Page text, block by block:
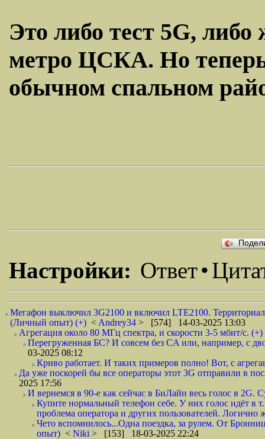
Это либо тест 5G,
метро ЦСКА. Но
обычном спальном
Настройки: Ответ•
Мегафон выключил 3G2100 и включил LTE2100.
(Личный опыт) (+) < Andrey34 > [574] 14-03-2025 13:03
Агрегация около 80 МГц спектра, и скорости 3-5 мбит/с. (+)
Перегруженная БС? И совсем без CA или, например, с
03-2025 08:12
Криво работает. И таких примеров полно! Вот, с
Да уже поскорей бы все операторы этот 3G отправили в
2025 17:56
И вернемся в 90-е как сейчас в БиЛайн весь голос в
Купите нормальный телефон себе. У них голос идёт в
проблема оператора и других пользователей. Логично
Чето вспомнилось...Одна поездка, за рулем. От
опыт) < Niki > [153] 18-03-2025 22:24